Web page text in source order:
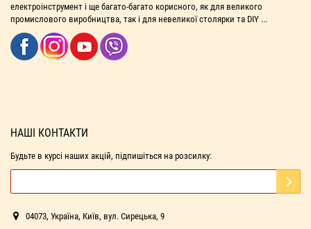
електроінструмент і ще багато-багато корисного, як для великого
промислового виробництва, так і для невеликої столярки та DIY ...
НАШІ КОНТАКТИ
Будьте в курсі наших акцій, підпишіться на розсилку:
04073, Україна, Київ, вул. Сирецька, 9